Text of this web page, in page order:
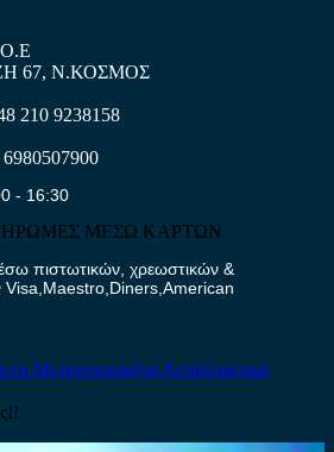
67, Ν.ΚΟΣΜΟΣ
210 9238158
- 16:30
ΜΕΣΩ ΚΑΡΤΩΝ
πιστωτικών, χρεωστικών &
Μεταχειρισμένα Ανταλλακτικά